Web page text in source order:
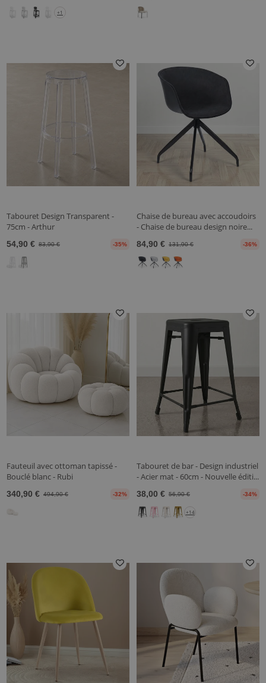
+1
Tabouret Design Transparent -
75cm - Arthur
54,90 € 83,90 € -35%
Chaise de bureau avec accoudoirs
- Chaise de bureau design noire...
84,90 € 131,90 € -36%
Fauteuil avec ottoman tapissé -
Bouclé blanc - Rubi
340,90 € 494,90 € -32%
Tabouret de bar - Design industriel
- Acier mat - 60cm - Nouvelle éditi...
38,00 € 56,90 € -34%
+14